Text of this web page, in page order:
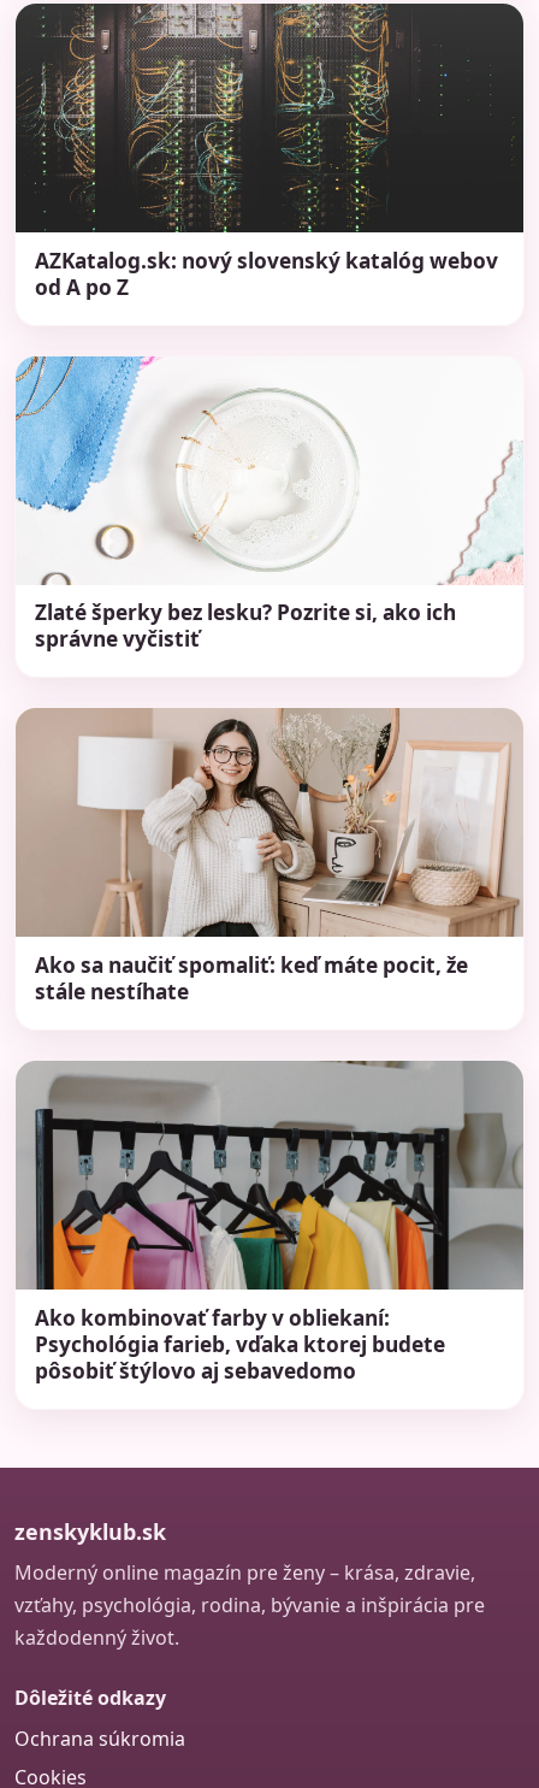
AZKatalog.sk: nový slovenský katalóg webov
od A po Z
Zlaté šperky bez lesku? Pozrite si, ako ich
správne vyčistiť
Ako sa naučiť spomaliť: keď máte pocit, že
stále nestíhate
Ako kombinovať farby v obliekaní:
Psychológia farieb, vďaka ktorej budete
pôsobiť štýlovo aj sebavedomo
zenskyklub.sk
Moderný online magazín pre ženy – krása, zdravie,
vzťahy, psychológia, rodina, bývanie a inšpirácia pre
každodenný život.
Dôležité odkazy
Ochrana súkromia
Cookies